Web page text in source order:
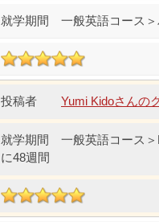
一般英語コース
Yumi Kidoさんの
一般英語コース
に48週間